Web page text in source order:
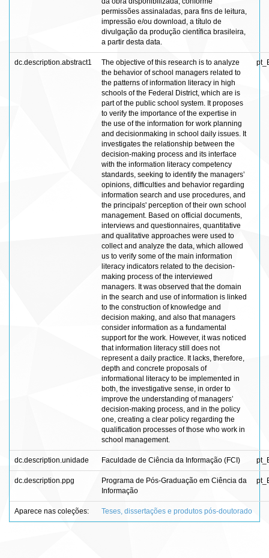
permissões assinaladas, para fins de leitura,
impressão e/ou download, a título de
divulgação da produção científica brasileira,
a partir desta data.
dc.description.abstract1
The objective of this research is to analyze
the behavior of school managers related to
the patterns of information literacy in high
schools of the Federal District, which are is
part of the public school system. It proposes
to verify the importance of the expertise in
the use of the information for work planning
and decisionmaking in school daily issues. It
investigates the relationship between the
decision-making process and its interface
with the information literacy competency
standards, seeking to identify the managers’
opinions, difficulties and behavior regarding
information search and use procedures, and
the principals' perception of their own school
management. Based on official documents,
interviews and questionnaires, quantitative
and qualitative approaches were used to
collect and analyze the data, which allowed
us to verify some of the main information
literacy indicators related to the decision-
making process of the interviewed
managers. It was observed that the domain
in the search and use of information is linked
to the construction of knowledge and
decision making, and also that managers
consider information as a fundamental
support for the work. However, it was noticed
that information literacy still does not
represent a daily practice. It lacks, therefore,
depth and concrete proposals of
informational literacy to be implemented in
both, the investigative sense, in order to
improve the understanding of managers’
decision-making process, and in the policy
one, creating a clear policy regarding the
qualification processes of those who work in
school management.
dc.description.unidade Faculdade de Ciência da Informação (FCI)
dc.description.ppg
Programa de Pós-Graduação em Ciência da
Informação
Aparece nas coleções: Teses, dissertações e produtos pós-doutorado